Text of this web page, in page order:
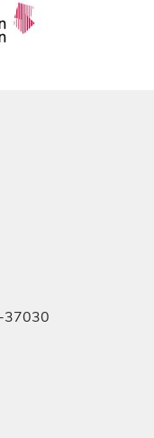
37030